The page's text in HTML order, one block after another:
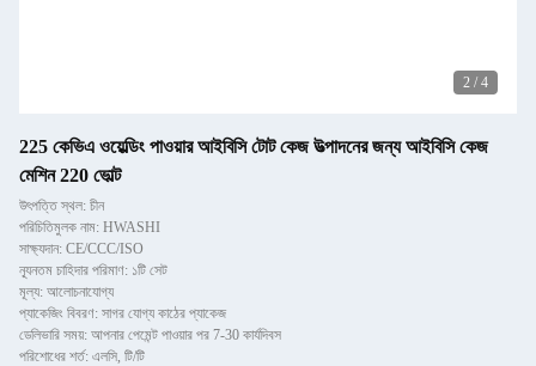
2 / 4
225 কেভিএ ওয়েল্ডিং পাওয়ার আইবিসি টোট কেজ উত্পাদনের জন্য আইবিসি কেজ
মেশিন 220 ভোল্ট
উৎপত্তি স্থল: চীন
পরিচিতিমুলক নাম: HWASHI
সাক্ষ্যদান: CE/CCC/ISO
ন্যূনতম চাহিদার পরিমাণ: ১টি সেট
মূল্য: আলোচনাযোগ্য
প্যাকেজিং বিবরণ: সাগর যোগ্য কাঠের প্যাকেজ
ডেলিভারি সময়: আপনার পেমেন্ট পাওয়ার পর 7-30 কার্যদিবস
পরিশোধের শর্ত: এলসি, টি/টি